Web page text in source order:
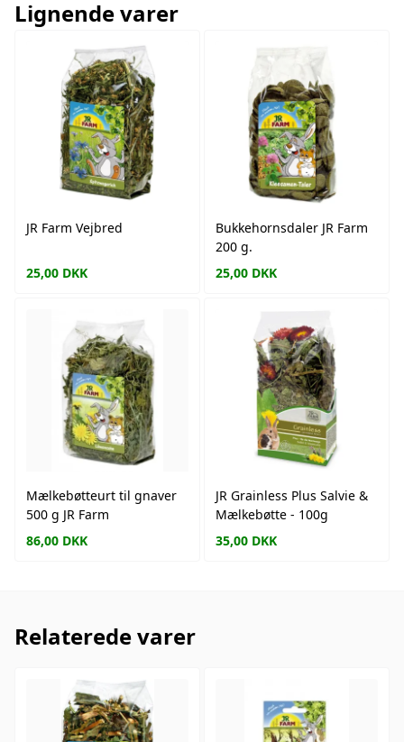
Lignende varer
JR Farm Vejbred
25,00 DKK
Bukkehornsdaler JR Farm
200 g.
25,00 DKK
Mælkebøtteurt til gnaver
500 g JR Farm
86,00 DKK
JR Grainless Plus Salvie &
Mælkebøtte - 100g
35,00 DKK
Relaterede varer